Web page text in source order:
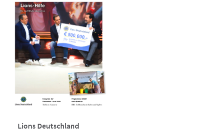
Lions Deutschland